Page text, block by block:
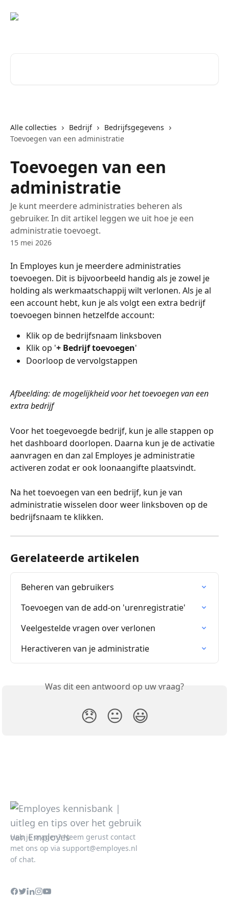
Alle collecties Bedrijf
Bedrijfsgegevens
Toevoegen van een administratie
Toevoegen van een
administratie
Je kunt meerdere administraties beheren als
gebruiker. In dit artikel leggen we uit hoe je een
administratie toevoegt.
15 mei 2026
In Employes kun je meerdere administraties
toevoegen. Dit is bijvoorbeeld handig als je zowel je
holding als werkmaatschappij wilt verlonen. Als je al
een account hebt, kun je als volgt een extra bedrijf
toevoegen binnen hetzelfde account:
Klik op de bedrijfsnaam linksboven
Klik op '+ Bedrijf toevoegen'
Doorloop de vervolgstappen
Afbeelding: de mogelijkheid voor het toevoegen van een
extra bedrijf
Voor het toegevoegde bedrijf, kun je alle stappen op
het dashboard doorlopen. Daarna kun je de activatie
aanvragen en dan zal Employes je administratie
activeren zodat er ook loonaangifte plaatsvindt.
Na het toevoegen van een bedrijf, kun je van
administratie wisselen door weer linksboven op de
bedrijfsnaam te klikken.
Gerelateerde artikelen
Beheren van gebruikers
Toevoegen van de add-on 'urenregistratie'
Veelgestelde vragen over verlonen
Heractiveren van je administratie
Was dit een antwoord op uw vraag?
😞 😐 😃
Heb je vragen? Neem gerust contact
met ons op via support@employes.nl
of chat.